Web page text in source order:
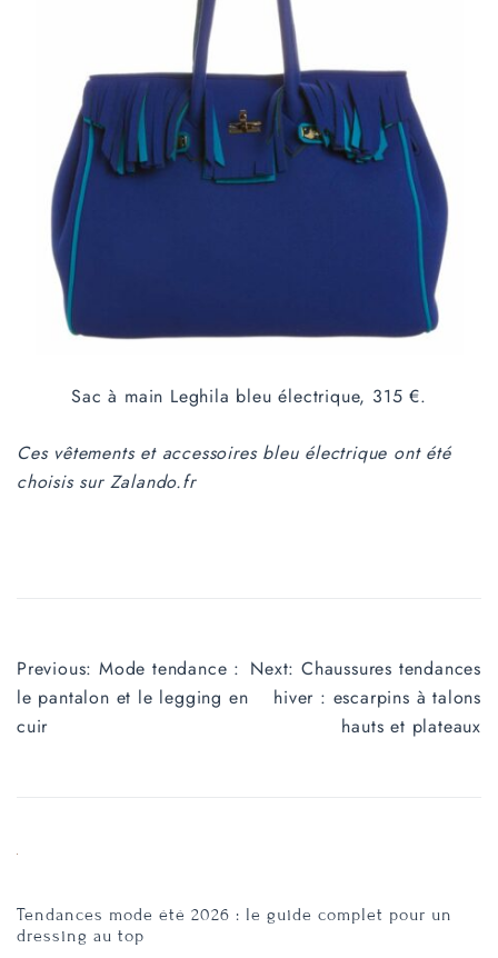
Sac à main Leghila bleu électrique, 315 €.
Ces vêtements et accessoires bleu électrique ont été
choisis sur Zalando.fr
Navigation
de
l’article
Previous: Mode tendance :
le pantalon et le legging en
cuir
Next: Chaussures tendances
hiver : escarpins à talons
hauts et plateaux
Tendances mode été 2026 : le guide complet pour un
dressing au top